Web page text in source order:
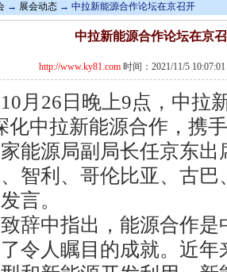
→ 展会动态 → 中拉新能源合作论坛在京召开
中拉新能源合作论坛在京
http://www.ky81.com 时间：2021/11/5
26日晚上9点，中拉
化中拉新能源合作，携
能源局副局长任京东
智利、哥伦比亚、古
言。
中指出，能源合作是
令人瞩目的成就。近